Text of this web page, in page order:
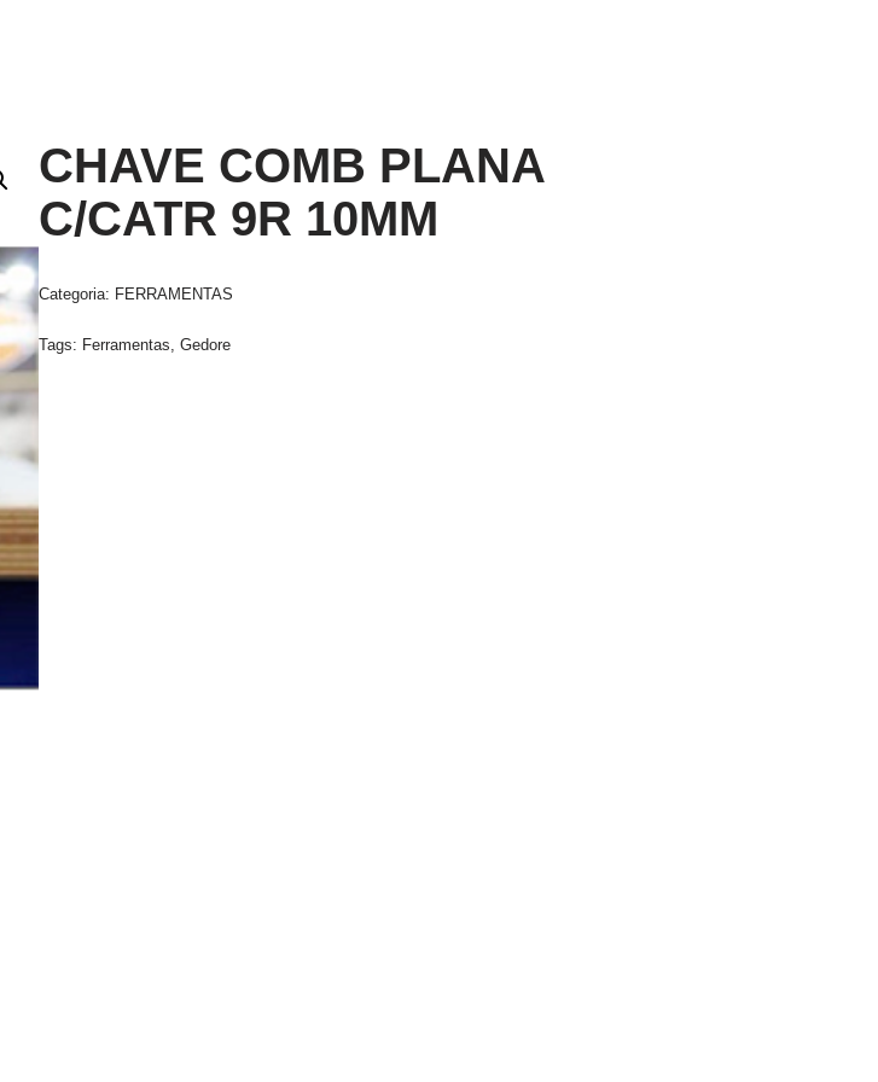
CHAVE COMB PLANA
C/CATR 9R 10MM
Categoria: FERRAMENTAS
Tags: Ferramentas ,Gedore